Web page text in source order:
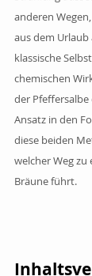
anderen
aus dem Urlaub
klassische
chemischen
der
Ansatz in den
diese beiden
welcher Weg
Bräune führt.